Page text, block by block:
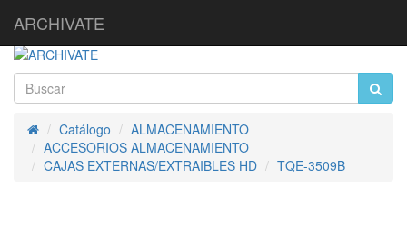
ARCHIVATE
InicioCatálogo
ALMACENAMIENTO
ACCESORIOS ALMACENAMIENTO
CAJAS EXTERNAS/EXTRAIBLES HD
TQE-3509B